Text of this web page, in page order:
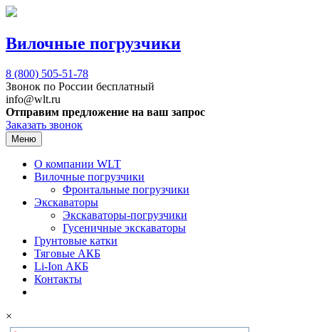
Вилочные погрузчики
8 (800) 505-51-78
Звонок по России бесплатный
info@wlt.ru
Отправим предложение на ваш запрос
Заказать звонок
Меню
О компании WLT
Вилочные погрузчики
Фронтальные погрузчики
Экскаваторы
Экскаваторы-погрузчики
Гусеничные экскаваторы
Грунтовые катки
Тяговые АКБ
Li-Ion АКБ
Контакты
×